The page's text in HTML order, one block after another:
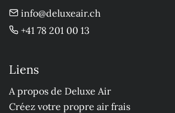
info@deluxeair.ch
+41 78 201 00 13
Liens
A propos de Deluxe Air
Créez votre propre air frais